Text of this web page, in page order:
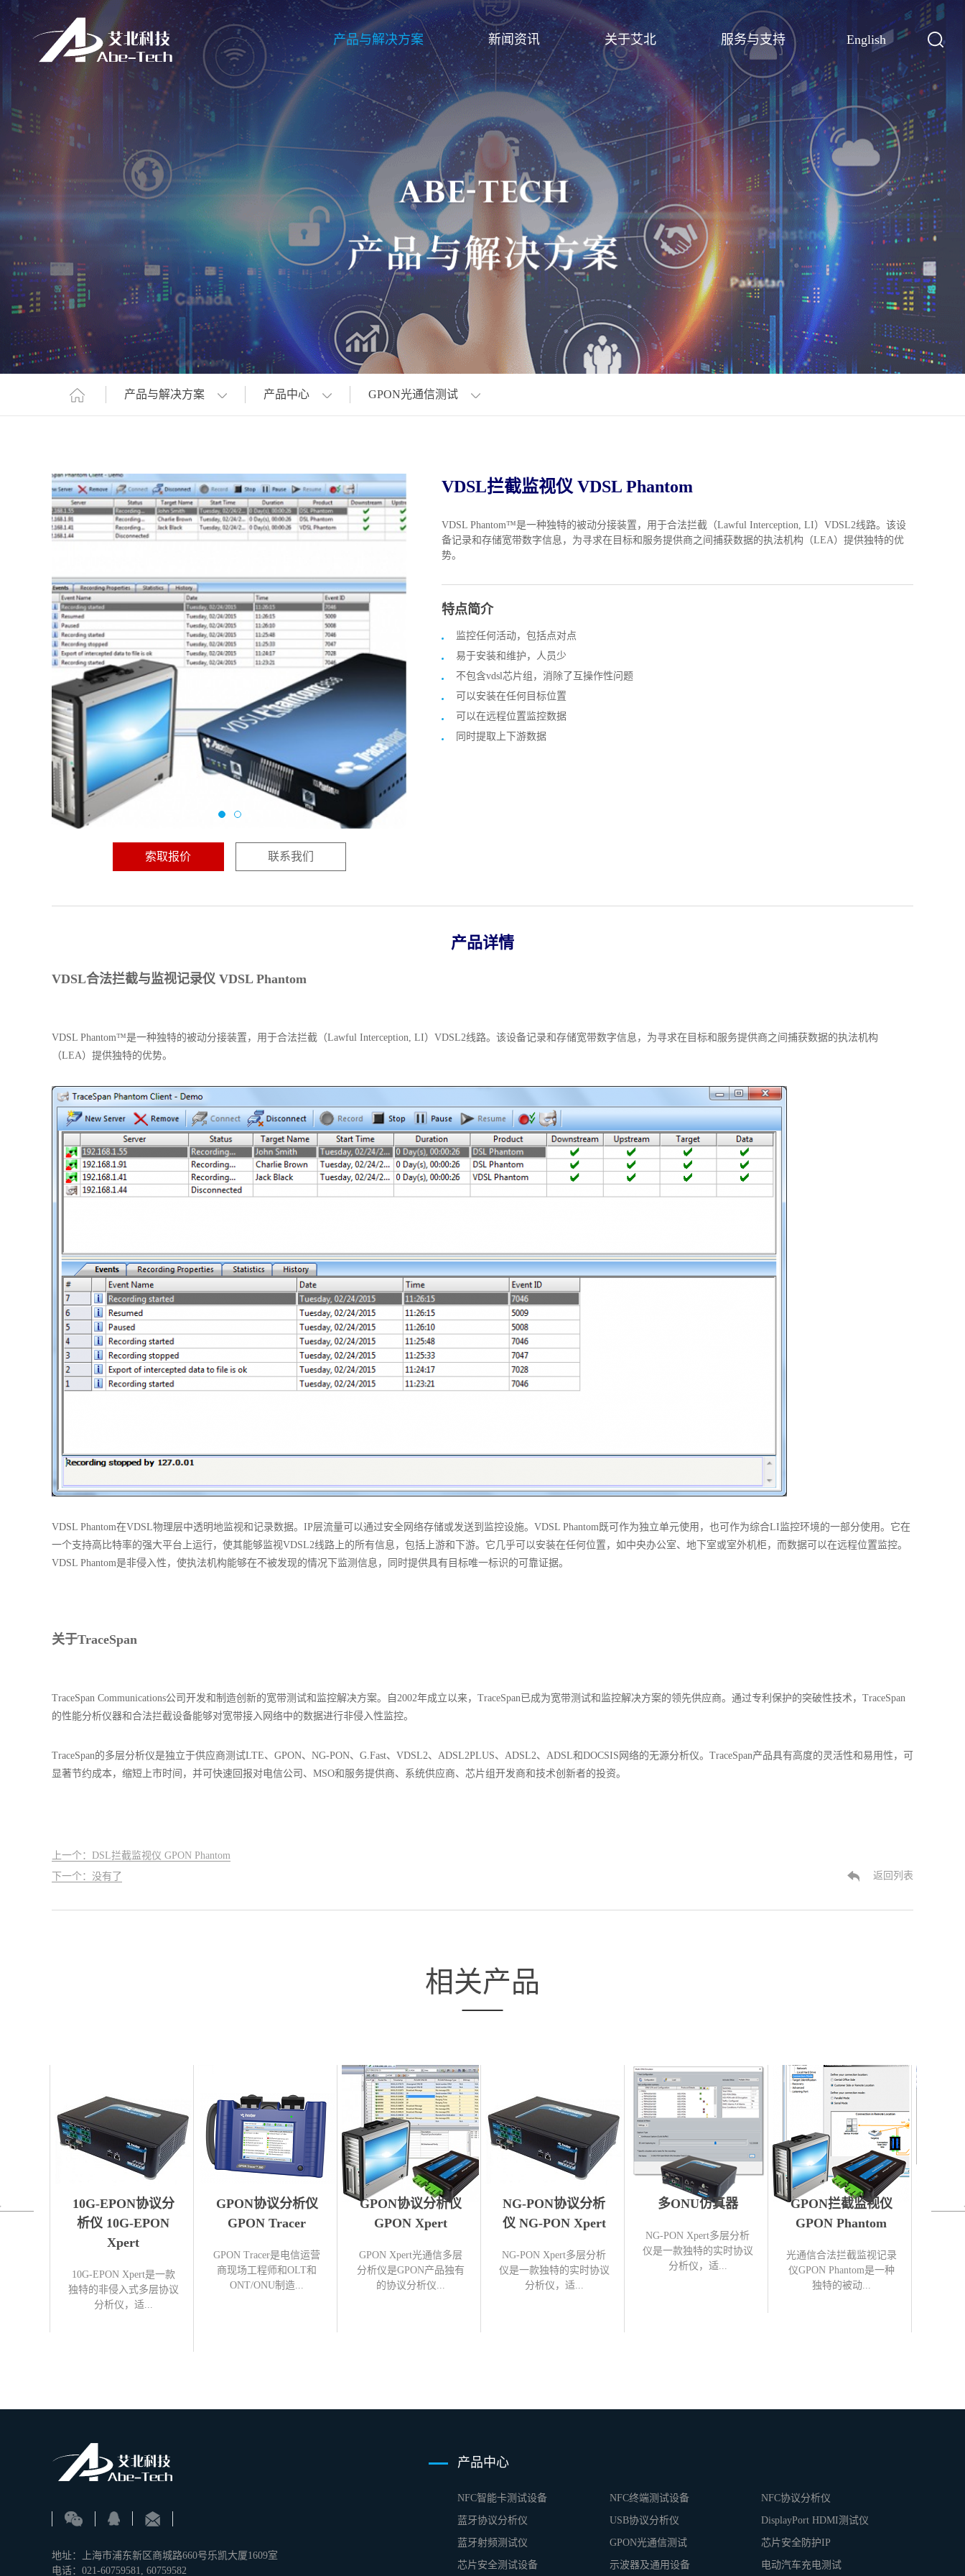
产品与解决方案 新闻资讯 关于艾北 服务与支持 English
产品与解决方案 产品中心 GPON光通信测试
索取报价 联系我们
VDSL拦截监视仪 VDSL Phantom
VDSL Phantom™是一种独特的被动分接装置，用于合法拦截（Lawful Interception, LI）VDSL2线路。该设
备记录和存储宽带数字信息，为寻求在目标和服务提供商之间捕获数据的执法机构（LEA）提供独特的优
势。
特点简介
监控任何活动，包括点对点
易于安装和维护，人员少
不包含vdsl芯片组，消除了互操作性问题
可以安装在任何目标位置
可以在远程位置监控数据
同时提取上下游数据
产品详情
VDSL合法拦截与监视记录仪 VDSL Phantom
VDSL Phantom™是一种独特的被动分接装置，用于合法拦截（Lawful Interception, LI）VDSL2线路。该设备记录和存储宽带数字信息，为寻求在目标和服务提供商之间捕获数据的执法机构
（LEA）提供独特的优势。
VDSL Phantom在VDSL物理层中透明地监视和记录数据。IP层流量可以通过安全网络存储或发送到监控设施。VDSL Phantom既可作为独立单元使用，也可作为综合LI监控环境的一部分使用。它在
一个支持高比特率的强大平台上运行，使其能够监视VDSL2线路上的所有信息，包括上游和下游。它几乎可以安装在任何位置，如中央办公室、地下室或室外机柜，而数据可以在远程位置监控。
VDSL Phantom是非侵入性，使执法机构能够在不被发现的情况下监测信息，同时提供具有目标唯一标识的可靠证据。
关于TraceSpan
TraceSpan Communications公司开发和制造创新的宽带测试和监控解决方案。自2002年成立以来，TraceSpan已成为宽带测试和监控解决方案的领先供应商。通过专利保护的突破性技术，TraceSpan
的性能分析仪器和合法拦截设备能够对宽带接入网络中的数据进行非侵入性监控。
TraceSpan的多层分析仪是独立于供应商测试LTE、GPON、NG-PON、G.Fast、VDSL2、ADSL2PLUS、ADSL2、ADSL和DOCSIS网络的无源分析仪。TraceSpan产品具有高度的灵活性和易用性，可
显著节约成本，缩短上市时间，并可快速回报对电信公司、MSO和服务提供商、系统供应商、芯片组开发商和技术创新者的投资。
上一个：DSL拦截监视仪 GPON Phantom
下一个：没有了
返回列表
相关产品
仪
10G-EPON协议分
析仪 10G-EPON
Xpert
10G-EPON Xpert是一款
独特的非侵入式多层协议
分析仪，适...
GPON协议分析仪
GPON Tracer
GPON Tracer是电信运营
商现场工程师和OLT和
ONT/ONU制造...
GPON协议分析仪
GPON Xpert
GPON Xpert光通信多层
分析仪是GPON产品独有
的协议分析仪...
NG-PON协议分析
仪 NG-PON Xpert
NG-PON Xpert多层分析
仪是一款独特的实时协议
分析仪，适...
多ONU仿真器
NG-PON Xpert多层分析
仪是一款独特的实时协议
分析仪，适...
GPON拦截监视仪
GPON Phantom
光通信合法拦截监视记录
仪GPON Phantom是一种
独特的被动...
地址：上海市浦东新区商城路660号乐凯大厦1609室
电话：021-60759581, 60759582
产品中心
NFC智能卡测试设备 NFC终端测试设备 NFC协议分析仪
蓝牙协议分析仪 USB协议分析仪 DisplayPort HDMI测试仪
蓝牙射频测试仪 GPON光通信测试 芯片安全防护IP
芯片安全测试设备 示波器及通用设备 电动汽车充电测试